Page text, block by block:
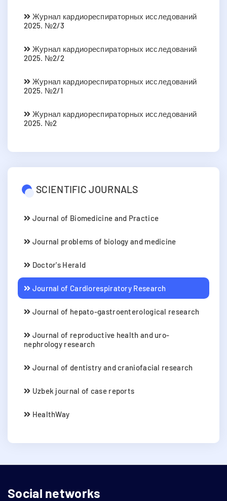
Журнал кардиореспираторных исследований
2025. №2/3
Журнал кардиореспираторных исследований
2025. №2/2
Журнал кардиореспираторных исследований
2025. №2/1
Журнал кардиореспираторных исследований
2025. №2
SCIENTIFIC JOURNALS
Journal of Biomedicine and Practice
Journal problems of biology and medicine
Doctor's Herald
Journal of Cardiorespiratory Research
Journal of hepato-gastroenterological research
Journal of reproductive health and uro-
nephrology research
Journal of dentistry and craniofacial research
Uzbek journal of case reports
HealthWay
Social networks